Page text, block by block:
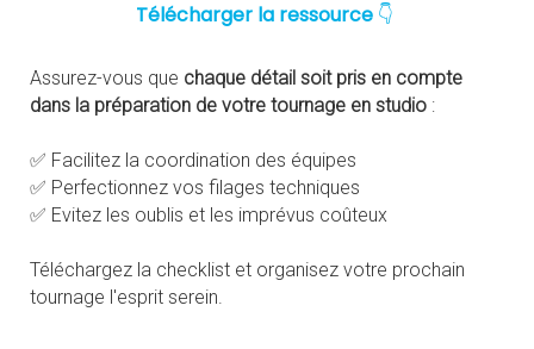
Télécharger la ressource 👇
Assurez-vous que chaque détail soit pris en compte
dans la préparation de votre tournage en studio :
✅ ​Facilitez la coordination des équipes
✅ Perfectionnez vos filages techniques
✅ Evitez les oublis et les imprévus coûteux
Téléchargez la checklist et organisez votre prochain
tournage l'esprit serein.